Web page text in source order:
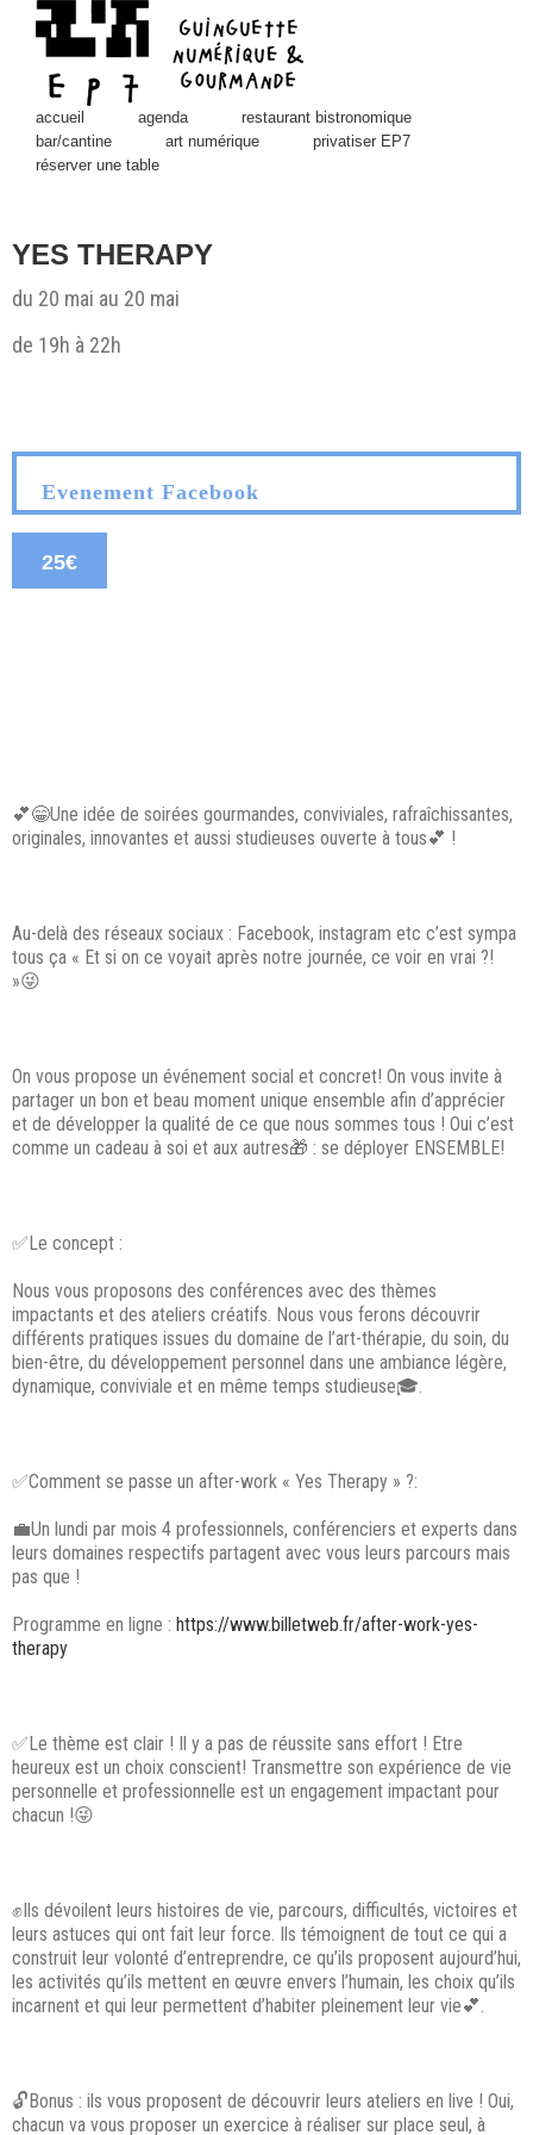
content
accueil agenda
restaurant bistronomique
bar/cantine
art numérique
privatiser EP7
réserver une table
YES THERAPY
du 20 mai au 20 mai
de 19h à 22h
Image
Evenement Facebook
25€
💕😁Une idée de soirées gourmandes, conviviales, rafraîchissantes,
originales, innovantes et aussi studieuses ouverte à tous💕 !
Au-delà des réseaux sociaux : Facebook, instagram etc c’est sympa
tous ça « Et si on ce voyait après notre journée, ce voir en vrai ?!
»😜
On vous propose un événement social et concret! On vous invite à
partager un bon et beau moment unique ensemble afin d’apprécier
et de développer la qualité de ce que nous sommes tous ! Oui c’est
comme un cadeau à soi et aux autres🎁 : se déployer ENSEMBLE!
✅Le concept :
Nous vous proposons des conférences avec des thèmes
impactants et des ateliers créatifs. Nous vous ferons découvrir
différents pratiques issues du domaine de l’art-thérapie, du soin, du
bien-être, du développement personnel dans une ambiance légère,
dynamique, conviviale et en même temps studieuse🎓.
✅Comment se passe un after-work « Yes Therapy » ?:
💼Un lundi par mois 4 professionnels, conférenciers et experts dans
leurs domaines respectifs partagent avec vous leurs parcours mais
pas que !
Programme en ligne : https://www.billetweb.fr/after-work-yes-
therapy
✅Le thème est clair ! Il y a pas de réussite sans effort ! Etre
heureux est un choix conscient! Transmettre son expérience de vie
personnelle et professionnelle est un engagement impactant pour
chacun !😜
✊Ils dévoilent leurs histoires de vie, parcours, difficultés, victoires et
leurs astuces qui ont fait leur force. Ils témoignent de tout ce qui a
construit leur volonté d’entreprendre, ce qu’ils proposent aujourd’hui,
les activités qu’ils mettent en œuvre envers l’humain, les choix qu’ils
incarnent et qui leur permettent d’habiter pleinement leur vie💕.
🔓Bonus : ils vous proposent de découvrir leurs ateliers en live ! Oui,
chacun va vous proposer un exercice à réaliser sur place seul, à